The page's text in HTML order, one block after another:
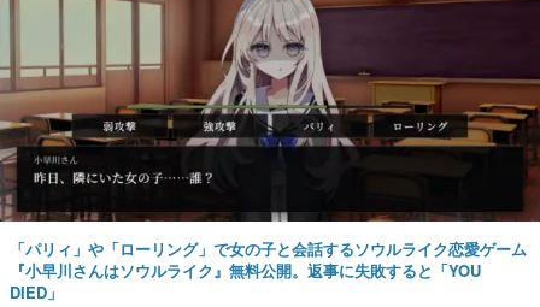
「パリィ」や「ローリング」で女の子と会話するソウルライク恋愛ゲーム
『小早川さんはソウルライク』無料公開。返事に失敗すると「YOU
DIED」